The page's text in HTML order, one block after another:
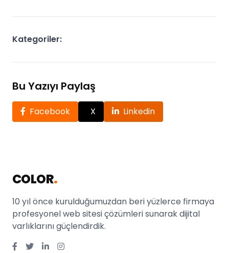
Kategoriler:
Bu Yazıyı Paylaş
Facebook X Linkedin
COLOR.
10 yıl önce kurulduğumuzdan beri yüzlerce firmaya
profesyonel web sitesi çözümleri sunarak dijital
varlıklarını güçlendirdik.